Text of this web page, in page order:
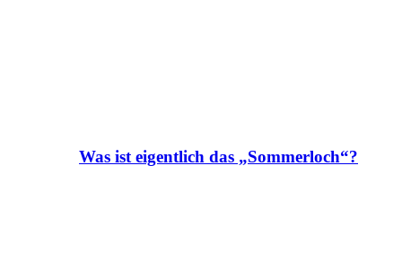
Was ist eigentlich das „Sommerloch“?